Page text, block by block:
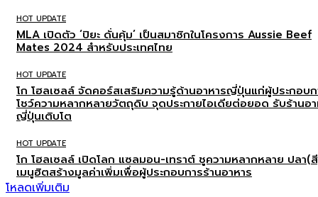
HOT UPDATE
MLA เปิดตัว ‘ปิยะ ดั่นคุ้ม’ เป็นสมาชิกในโครงการ Aussie Beef
Mates 2024 สำหรับประเทศไทย
HOT UPDATE
โก โฮลเซลล์ จัดคอร์สเสริมความรู้ด้านอาหารญี่ปุ่นแก่ผู้ประกอบ
โชว์ความหลากหลายวัตถุดิบ จุดประกายไอเดียต่อยอด รับร้านอ
ญี่ปุ่นเติบโต
HOT UPDATE
โก โฮลเซลล์ เปิดโลก แซลมอน-เทราต์ ชูความหลากหลาย ปลา(
เมนูฮิตสร้างมูลค่าเพิ่มเพื่อผู้ประกอบการร้านอาหาร
โหลดเพิ่มเติม